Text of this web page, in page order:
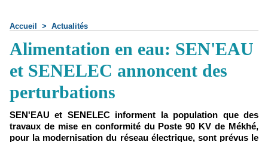
Accueil > Actualités
Alimentation en eau: SEN'EAU
et SENELEC annoncent des
perturbations
SEN'EAU et SENELEC informent la population que des
travaux de mise en conformité du Poste 90 KV de Mékhé,
pour la modernisation du réseau électrique, sont prévus le